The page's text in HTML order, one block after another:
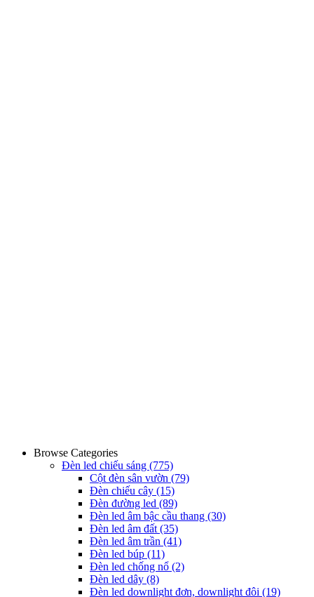
Browse Categories
Đèn led chiếu sáng (775)
Cột đèn sân vườn (79)
Đèn chiếu cây (15)
Đèn đường led (89)
Đèn led âm bậc cầu thang (30)
Đèn led âm đất(35)
Đèn led âm trần (41)
Đèn led búp (11)
Đèn led chống nổ (2)
Đèn led dây (8)
Đèn led downlight đơn, downlight đôi (19)